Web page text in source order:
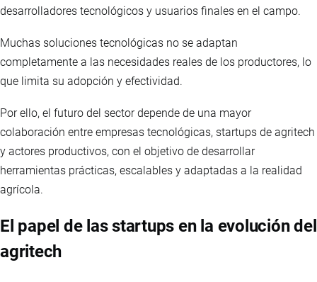
desarrolladores tecnológicos y usuarios finales en el campo.
Muchas soluciones tecnológicas no se adaptan
completamente a las necesidades reales de los productores, lo
que limita su adopción y efectividad.
Por ello, el futuro del sector depende de una mayor
colaboración entre empresas tecnológicas, startups de agritech
y actores productivos, con el objetivo de desarrollar
herramientas prácticas, escalables y adaptadas a la realidad
agrícola.
El papel de las startups en la evolución del
agritech